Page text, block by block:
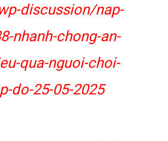
discussion/nap-
nhanh-chong-an-
qua-nguoi-choi-
do-25-05-2025